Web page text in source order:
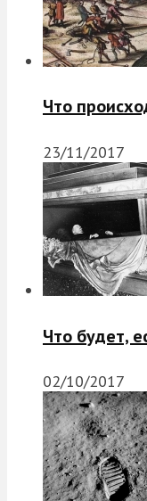
Что
23/11/2017
Что будет,
02/10/2017